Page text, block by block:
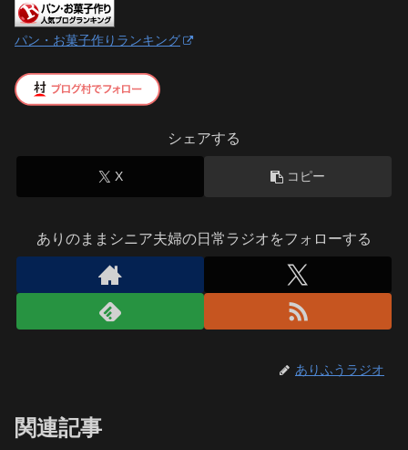
パン・お菓子作りランキング
シェアする
X コピー
ありのままシニア夫婦の日常ラジオをフォローする
ありふうラジオ
関連記事